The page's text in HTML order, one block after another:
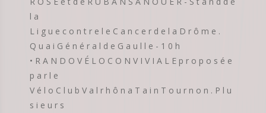
l a
L i g u e c o n t r e l e C a n c e r d e l a D r ô m e .
Q u a i G é n é r a l d e G a u l l e - 1 0 h
• R A N D O V É L O C O N V I V I A L E p r o p o s é e
p a r l e
V é l o C l u b V a l r h ô n a T a i n T o u r n o n . P l u
s i e u r s